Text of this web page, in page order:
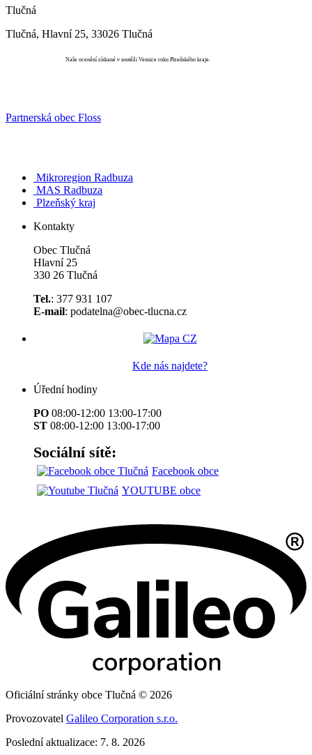
Tlučná
Tlučná, Hlavní 25, 33026 Tlučná
Naše ocenění získané v soutěži Vesnice roku Plzeňského kraje.
Partnerská obec Floss
Mikroregion Radbuza
MAS Radbuza
Plzeňský kraj
Kontakty
Obec Tlučná
Hlavní 25
330 26 Tlučná
Tel.: 377 931 107
E-mail: podatelna@obec-tlucna.cz
Kde nás najdete?
Úřední hodiny
PO 08:00-12:00 13:00-17:00
ST 08:00-12:00 13:00-17:00
Sociální sítě:
Facebook obce
YOUTUBE obce
Oficiální stránky obce Tlučná © 2026
Provozovatel Galileo Corporation s.r.o.
Poslední aktualizace: 7. 8. 2026